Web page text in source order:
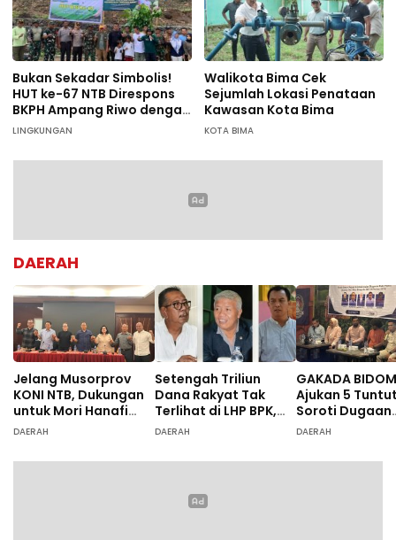
Bukan Sekadar Simbolis!
HUT ke-67 NTB Direspons
BKPH Ampang Riwo dengan
Aksi Tanam Pohon Massal
LINGKUNGAN
Walikota Bima Cek
Sejumlah Lokasi Penataan
Kawasan Kota Bima
KOTA BIMA
DAERAH
Jelang Musorprov
KONI NTB, Dukungan
untuk Mori Hanafi
Menguat
DAERAH
Setengah Triliun
Dana Rakyat Tak
Terlihat di LHP BPK,
Legislator PDIP DPRD
Investigatif
DAERAH
GAKADA BIDOM
Ajukan 5
Soroti Dugaan
DAERAH